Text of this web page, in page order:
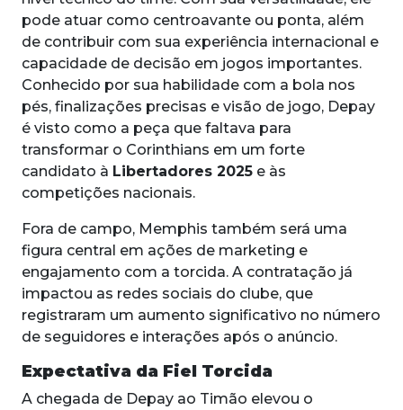
pode atuar como centroavante ou ponta, além
de contribuir com sua experiência internacional e
capacidade de decisão em jogos importantes.
Conhecido por sua habilidade com a bola nos
pés, finalizações precisas e visão de jogo, Depay
é visto como a peça que faltava para
transformar o Corinthians em um forte
candidato à Libertadores 2025 e às
competições nacionais.
Fora de campo, Memphis também será uma
figura central em ações de marketing e
engajamento com a torcida. A contratação já
impactou as redes sociais do clube, que
registraram um aumento significativo no número
de seguidores e interações após o anúncio.
Expectativa da Fiel Torcida
A chegada de Depay ao Timão elevou o